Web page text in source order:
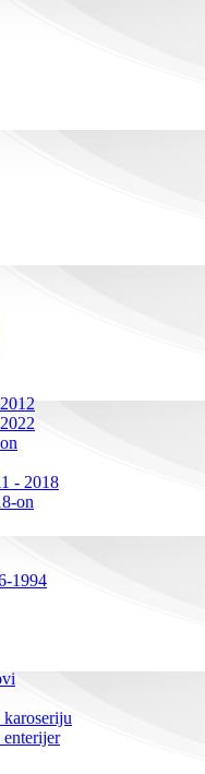
- 2018
on
1994
karoseriju
enterijer